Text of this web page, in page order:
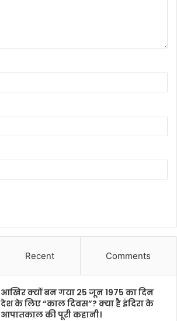
Recent Comments
आखिर क्यों बन गया 25 जून 1975 का दिन
देश के लिए “काल दिवस”? क्या है इंदिरा के
आपातकाल की पूरी कहानी।